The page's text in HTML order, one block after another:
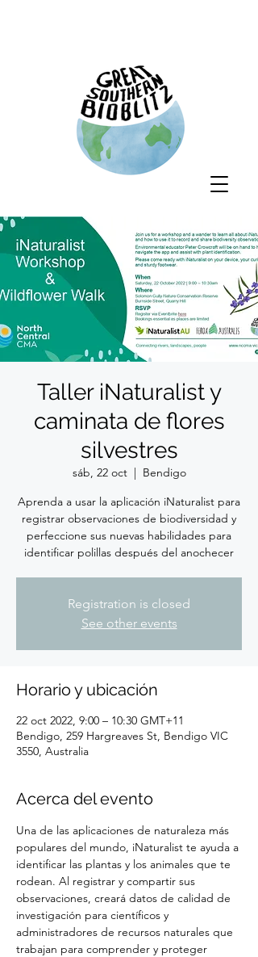
Taller iNaturalist y
caminata de flores
silvestres
sáb, 22 oct
  |
Bendigo
Aprenda a usar la aplicación iNaturalist para
registrar observaciones de biodiversidad y
perfeccione sus nuevas habilidades para
identificar polillas después del anochecer
Registration is closed
See other events
Horario y ubicación
22 oct 2022, 9:00 – 10:30 GMT+11
Bendigo, 259 Hargreaves St, Bendigo VIC
3550, Australia
Acerca del evento
Una de las aplicaciones de naturaleza más
populares del mundo, iNaturalist te ayuda a
identificar las plantas y los animales que te
rodean. Al registrar y compartir sus
observaciones, creará datos de calidad de
investigación para científicos y
administradores de recursos naturales que
trabajan para comprender y proteger